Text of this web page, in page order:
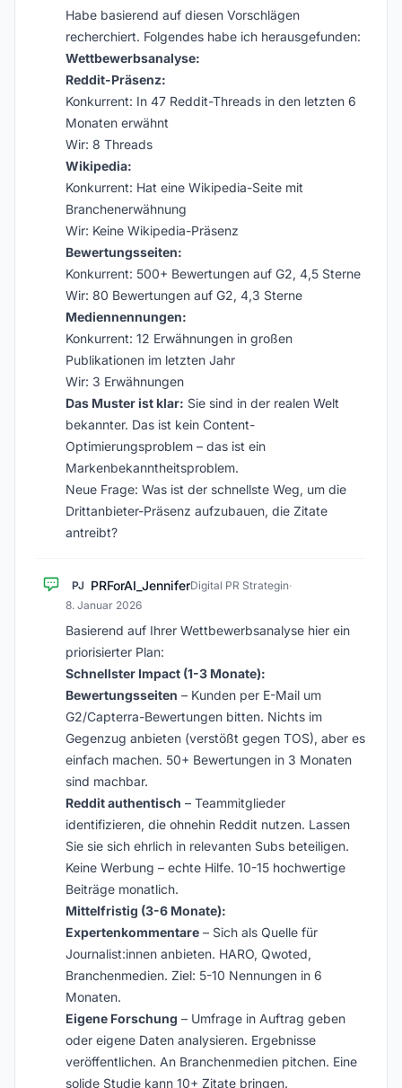
Habe basierend auf diesen Vorschlägen
recherchiert. Folgendes habe ich herausgefunden:
Wettbewerbsanalyse:
Reddit-Präsenz:
Konkurrent: In 47 Reddit-Threads in den letzten 6
Monaten erwähnt
Wir: 8 Threads
Wikipedia:
Konkurrent: Hat eine Wikipedia-Seite mit
Branchenerwähnung
Wir: Keine Wikipedia-Präsenz
Bewertungsseiten:
Konkurrent: 500+ Bewertungen auf G2, 4,5 Sterne
Wir: 80 Bewertungen auf G2, 4,3 Sterne
Mediennennungen:
Konkurrent: 12 Erwähnungen in großen
Publikationen im letzten Jahr
Wir: 3 Erwähnungen
Das Muster ist klar: Sie sind in der realen Welt
bekannter. Das ist kein Content-
Optimierungsproblem – das ist ein
Markenbekanntheitsproblem.
Neue Frage: Was ist der schnellste Weg, um die
Drittanbieter-Präsenz aufzubauen, die Zitate
antreibt?
PJ PRForAI_JenniferDigital PR Strategin·
8. Januar 2026
Basierend auf Ihrer Wettbewerbsanalyse hier ein
priorisierter Plan:
Schnellster Impact (1-3 Monate):
Bewertungsseiten – Kunden per E-Mail um
G2/Capterra-Bewertungen bitten. Nichts im
Gegenzug anbieten (verstößt gegen TOS), aber es
einfach machen. 50+ Bewertungen in 3 Monaten
sind machbar.
Reddit authentisch – Teammitglieder
identifizieren, die ohnehin Reddit nutzen. Lassen
Sie sie sich ehrlich in relevanten Subs beteiligen.
Keine Werbung – echte Hilfe. 10-15 hochwertige
Beiträge monatlich.
Mittelfristig (3-6 Monate):
Expertenkommentare – Sich als Quelle für
Journalist:innen anbieten. HARO, Qwoted,
Branchenmedien. Ziel: 5-10 Nennungen in 6
Monaten.
Eigene Forschung – Umfrage in Auftrag geben
oder eigene Daten analysieren. Ergebnisse
veröffentlichen. An Branchenmedien pitchen. Eine
solide Studie kann 10+ Zitate bringen.